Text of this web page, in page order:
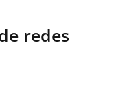
redes